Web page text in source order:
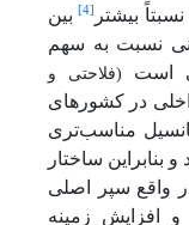
بیشتر [4] بین
نسبت به سهم
است
(فلاحتی و
در کشورهای
مناسب‌تری
بنابراین ساختار
واقع سپر اصلی
افزایش زمینه